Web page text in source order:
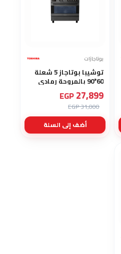
بوتاجازات
توشيبا بوتاجاز 5 شعلة
60*90 بالمروحة رمادي
RQ1-90MG5GE(GR)
27,899
EGP
31,000 EGP
أضف إلى السلة